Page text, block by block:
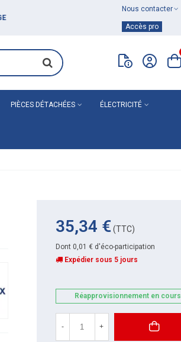
Nous contacter
Accès pro
PIÈCES DÉTACHÉES ÉLECTRICITÉ
35,34 €(TTC)
Dont 0,01 € d'éco-participation
Expédier sous 5 jours
Réapprovisionnement en cours
- +